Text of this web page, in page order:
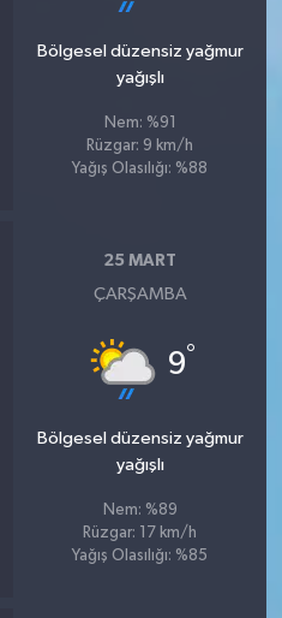
Bölgesel düzensiz yağmur
yağışlı
Nem: %91
Rüzgar: 9 km/h
Yağış Olasılığı: %88
25 MART
ÇARŞAMBA
9°
Bölgesel düzensiz yağmur
yağışlı
Nem: %89
Rüzgar: 17 km/h
Yağış Olasılığı: %85